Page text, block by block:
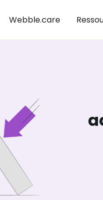
Webble.care